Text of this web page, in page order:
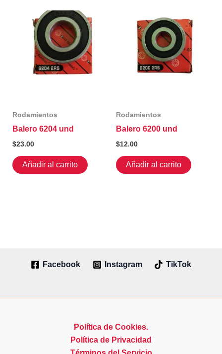
Rodamientos
Balero 6204 und
$23.00
Añadir al carrito
Rodamientos
Balero 6200 und
$12.00
Añadir al carrito
Facebook Instagram TikTok
Política de Cookies.
Política de Privacidad